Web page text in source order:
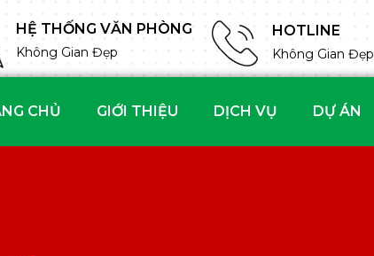
HỆ THỐNG VĂN PHÒNG
Không Gian Đẹp
HOTLINE
Không Gian Đẹp
CHỦ GIỚI THIỆU DỊCH VỤ DỰ ÁN